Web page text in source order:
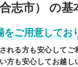
志市） の基
ご用意してお
る方も安心してご
方も安心してお越